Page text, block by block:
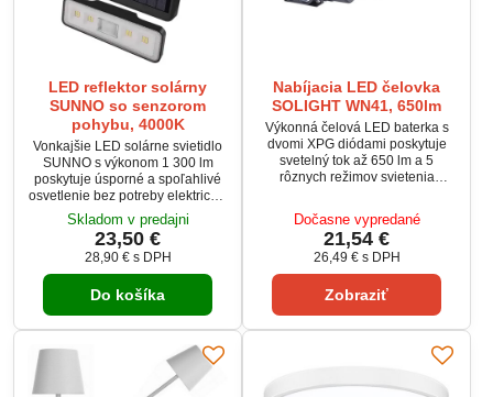
LED reflektor solárny
SUNNO so senzorom
pohybu, 4000K
Vonkajšie LED solárne svietidlo
SUNNO s výkonom 1 300 lm
poskytuje úsporné a spoľahlivé
osvetlenie bez potreby elektrickej
siete. Vďaka solárnemu panelu s
1,8 m káblom je možné panel
umiestniť na slnko a samotný
reflektor do tieňa. PIR senzor s
dosahom 6 m automaticky zapína
svetlo pri pohybe a ponúka 3
režimy svietenia. Robustné telo s
krytím IP54 odolá dažďu aj
prachu, pričom výrobca...
Skladom v predajni
23,50 €
28,90 € s DPH
Do košíka
Nabíjacia LED čelovka
SOLIGHT WN41, 650lm
Výkonná čelová LED baterka s
dvomi XPG diódami poskytuje
svetelný tok až 650 lm a 5
rôznych režimov svietenia
exteriéri – ideálna pre turistiku,
šport alebo prácu v náročných
podmienkach. Nabíjateľná 2200
mAh Li-Ion batéria ponúka až 6
hodín výdrže a nabíja sa
pomocou micro USB kábla, ktorý
Dočasne vypredané
21,54 €
26,49 € s DPH
Zobraziť